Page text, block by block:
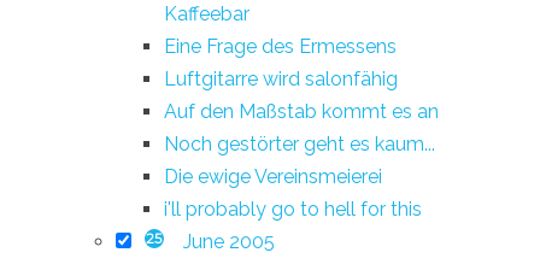
Kaffeebar
Eine Frage des Ermessens
Luftgitarre wird salonfähig
Auf den Maßstab kommt es an
Noch gestörter geht es kaum...
Die ewige Vereinsmeierei
i'll probably go to hell for this
25 June 2005